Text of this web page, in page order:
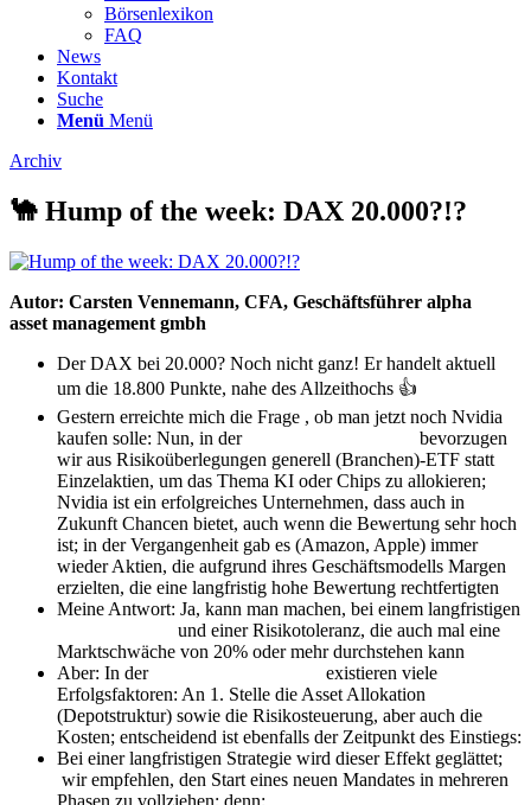
Börsenlexikon
FAQ
News
Kontakt
Suche
Menü Menü
Archiv
🐪 Hump of the week: DAX 20.000?!?
Autor: Carsten Vennemann, CFA, Geschäftsführer alpha
asset management gmbh
Der DAX bei 20.000? Noch nicht ganz! Er handelt aktuell
um die 18.800 Punkte, nahe des Allzeithochs 👍
Gestern erreichte mich die Frage , ob man jetzt noch Nvidia
kaufen solle: Nun, in der
bevorzugen
wir aus Risikoüberlegungen generell (Branchen)-ETF statt
Einzelaktien, um das Thema KI oder Chips zu allokieren;
Nvidia ist ein erfolgreiches Unternehmen, dass auch in
Zukunft Chancen bietet, auch wenn die Bewertung sehr hoch
ist; in der Vergangenheit gab es (Amazon, Apple) immer
wieder Aktien, die aufgrund ihres Geschäftsmodells Margen
erzielten, die eine langfristig hohe Bewertung rechtfertigten
Meine Antwort: Ja, kann man machen, bei einem langfristigen
und einer Risikotoleranz, die auch mal eine
Marktschwäche von 20% oder mehr durchstehen kann
Aber: In der
existieren viele
Erfolgsfaktoren: An 1. Stelle die Asset Allokation
(Depotstruktur) sowie die Risikosteuerung, aber auch die
Kosten; entscheidend ist ebenfalls der Zeitpunkt des Einstiegs:
Bei einer langfristigen Strategie wird dieser Effekt geglättet;
wir empfehlen, den Start eines neuen Mandates in mehreren
Phasen zu vollziehen; denn: